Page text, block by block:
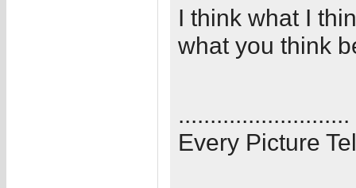
I think what I
what you think
...........................
Every Picture